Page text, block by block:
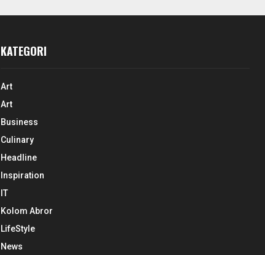
KATEGORI
Art
Art
Business
Culinary
Headline
Inspiration
IT
Kolom Abror
LifeStyle
News